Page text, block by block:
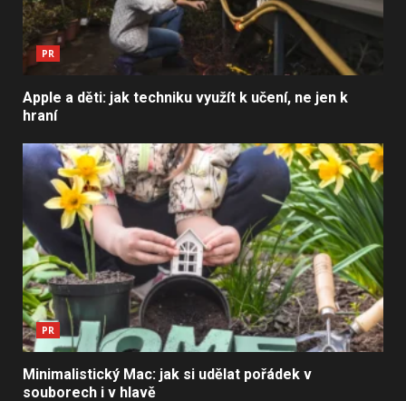
PR
Apple a děti: jak techniku využít k učení, ne jen k
hraní
PR
Minimalistický Mac: jak si udělat pořádek v
souborech i v hlavě